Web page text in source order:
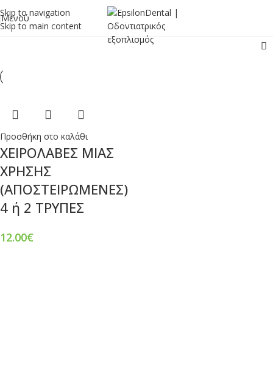
Skip to navigation
Skip to main content
Μενού
Προσθήκη στο καλάθι
ΧΕΙΡΟΛΑΒΕΣ ΜΙΑΣ
ΧΡΗΣΗΣ
(ΑΠΟΣΤΕΙΡΩΜΕΝΕΣ)
4 ή 2 ΤΡΥΠΕΣ
12.00€